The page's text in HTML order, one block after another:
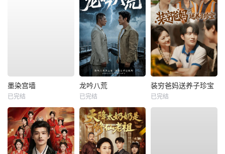
墨染宫墙
已完结
龙吟八荒
已完结
装穷爸妈送养子珍宝
已完结